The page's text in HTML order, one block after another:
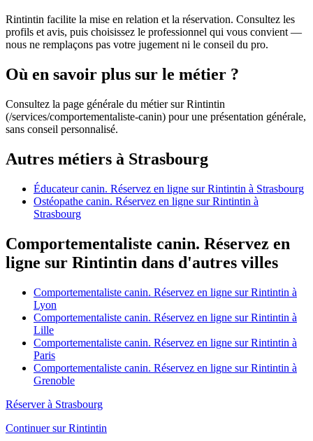
Rintintin facilite la mise en relation et la réservation. Consultez les
profils et avis, puis choisissez le professionnel qui vous convient —
nous ne remplaçons pas votre jugement ni le conseil du pro.
Où en savoir plus sur le métier ?
Consultez la page générale du métier sur Rintintin
(/services/comportementaliste-canin) pour une présentation générale,
sans conseil personnalisé.
Autres métiers à Strasbourg
Éducateur canin. Réservez en ligne sur Rintintin à Strasbourg
Ostéopathe canin. Réservez en ligne sur Rintintin à
Strasbourg
Comportementaliste canin. Réservez en
ligne sur Rintintin dans d'autres villes
Comportementaliste canin. Réservez en ligne sur Rintintin à
Lyon
Comportementaliste canin. Réservez en ligne sur Rintintin à
Lille
Comportementaliste canin. Réservez en ligne sur Rintintin à
Paris
Comportementaliste canin. Réservez en ligne sur Rintintin à
Grenoble
Réserver à Strasbourg
Continuer sur Rintintin